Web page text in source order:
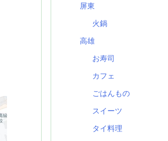
屏東
火鍋
高雄
お寿司
カフェ
ごはんもの
スイーツ
タイ料理